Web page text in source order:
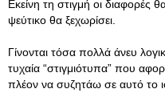
Εκείνη τη στιγμή οι διαφορές
ψεύτικο θα ξεχωρίσει.
Γίνονται τόσα πολλά άνευ
τυχαία “στιγμιότυπα” που
πλέον να συζητάω σε αυτό το